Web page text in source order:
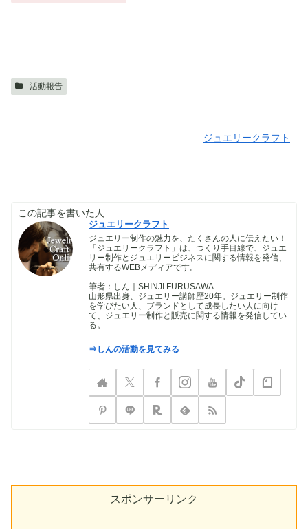
活動報告
ジュエリークラフト
この記事を書いた人
ジュエリークラフト
ジュエリー制作の魅力を、たくさんの人に伝えたい！
「ジュエリークラフト」は、つくり手目線で、ジュエ
リー制作とジュエリービジネスに関する情報を発信、
共有するWEBメディアです。
筆者：しん｜SHINJI FURUSAWA
山形県出身、ジュエリー講師歴20年。ジュエリー制作
を学びたい人、ブランドとして成長したい人に向け
て、ジュエリー制作と販売に関する情報を発信してい
る。
⇒しんの活動を見てみる
スポンサーリンク